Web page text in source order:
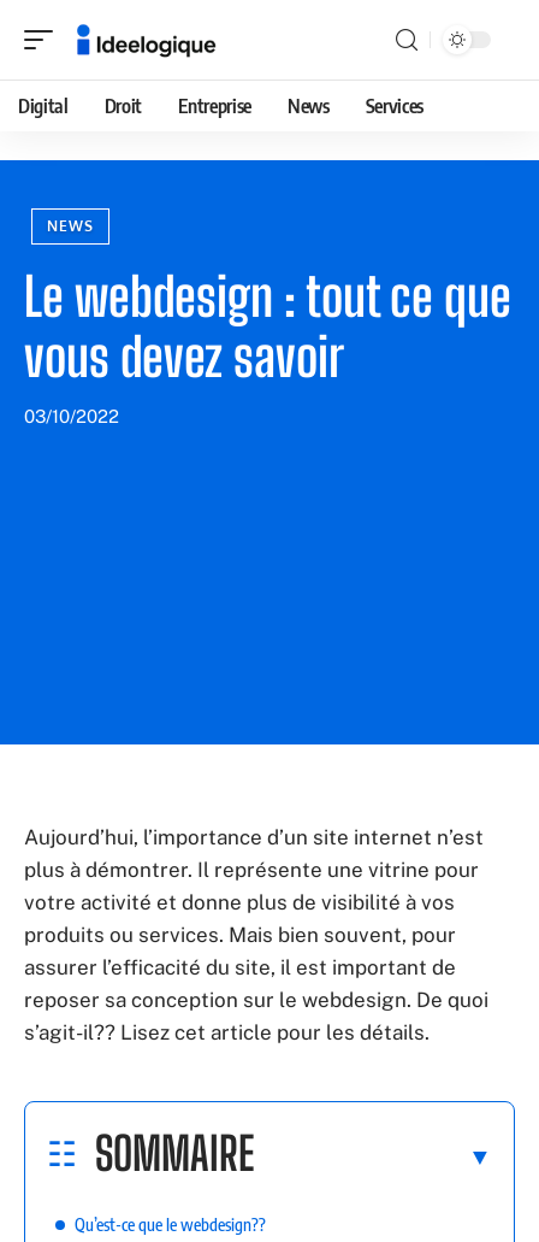
Digital Droit Entreprise News Services
NEWS
Le webdesign : tout ce que
vous devez savoir
03/10/2022
Aujourd’hui, l’importance d’un site internet n’est
plus à démontrer. Il représente une vitrine pour
votre activité et donne plus de visibilité à vos
produits ou services. Mais bien souvent, pour
assurer l’efficacité du site, il est important de
reposer sa conception sur le webdesign. De quoi
s’agit-il?? Lisez cet article pour les détails.
SOMMAIRE
Qu’est-ce que le webdesign??